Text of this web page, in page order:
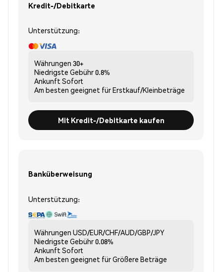
Kredit-/Debitkarte
Unterstützung:
Währungen 30+
Niedrigste Gebühr0.8%
Ankunft Sofort
Am besten geeignet fürErstkauf/Kleinbeträge
Mit Kredit-/Debitkarte kaufen
Banküberweisung
Unterstützung:
Währungen USD/EUR/CHF/AUD/GBP/JPY
Niedrigste Gebühr0.08%
Ankunft Sofort
Am besten geeignet fürGrößere Beträge